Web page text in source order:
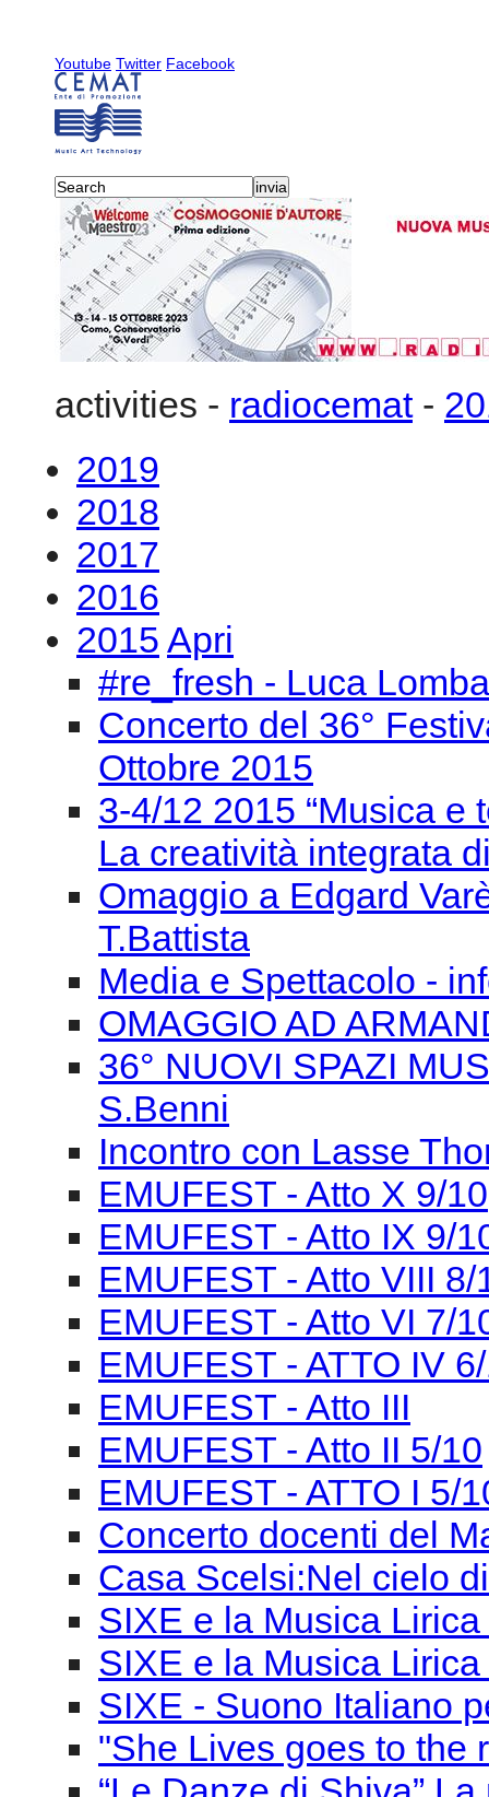
Youtube Twitter Facebook
activities - radiocemat-
2019
2018
2017
2016
2015 Apri
#re_fresh - Luca
Concerto del 36°
Ottobre 2015
3-4/12 2015 “Musica
La creatività integrata
Omaggio a Edgard
T.Battista
Media e Spettacolo -
OMAGGIO AD
36° NUOVI SPAZI
S.Benni
Incontro con Lasse
EMUFEST - Atto X 9/10
EMUFEST - Atto IX 9/
EMUFEST - Atto VIII 8/
EMUFEST - Atto VI 7/
EMUFEST - ATTO IV
EMUFEST - Atto III
EMUFEST - Atto II 5/10
EMUFEST - ATTO I 5/
Concerto docenti del
Casa Scelsi:Nel cielo
SIXE e la Musica
SIXE e la Musica
SIXE - Suono Italiano
"She Lives goes to the